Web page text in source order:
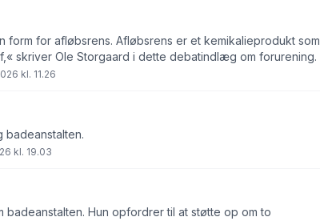
for afløbsrens. Afløbsrens er et kemikalieprodukt som
skriver Ole Storgaard i dette debatindlæg om forurening.
kl. 11.26
badeanstalten.
kl. 19.03
Hun opfordrer til at støtte op om to